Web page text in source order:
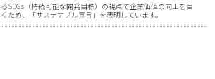
SDGs（持続可能な開発目標）の視点で企業価値の向上を目
ため、「サステナブル宣言」を表明しています。